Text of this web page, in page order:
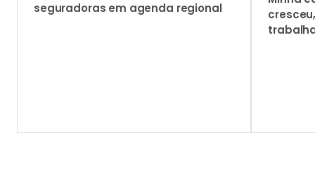
seguradoras em agenda regional